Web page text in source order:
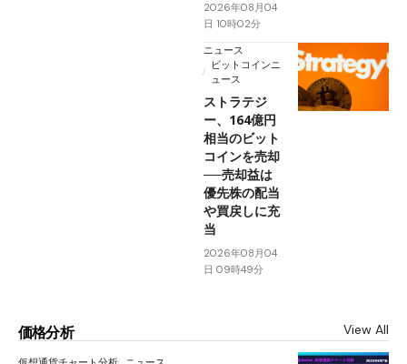
2026年08月04
日 10時02分
ニュース
ビットコインニ
ュース
ストラテジ
ー、164億円
相当のビット
コインを売却
──売却益は
優先株の配当
や買戻しに充
当
2026年08月04
日 09時49分
価格分析 View All